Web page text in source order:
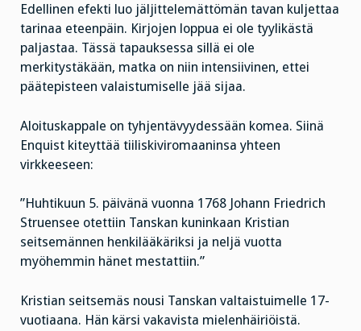
Edellinen efekti luo jäljittelemättömän tavan kuljettaa
tarinaa eteenpäin. Kirjojen loppua ei ole tyylikästä
paljastaa. Tässä tapauksessa sillä ei ole
merkitystäkään, matka on niin intensiivinen, ettei
päätepisteen valaistumiselle jää sijaa.
Aloituskappale on tyhjentävyydessään komea. Siinä
Enquist kiteyttää tiiliskiviromaaninsa yhteen
virkkeeseen:
”Huhtikuun 5. päivänä vuonna 1768 Johann Friedrich
Struensee otettiin Tanskan kuninkaan Kristian
seitsemännen henkilääkäriksi ja neljä vuotta
myöhemmin hänet mestattiin.”
Kristian seitsemäs nousi Tanskan valtaistuimelle 17-
vuotiaana. Hän kärsi vakavista mielenhäiriöistä.